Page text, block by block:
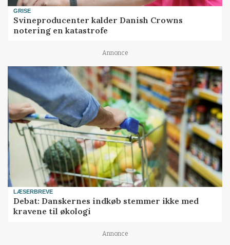
GRISE
Svineproducenter kalder Danish Crowns
notering en katastrofe
Annonce
LÆSERBREVE
Debat: Danskernes indkøb stemmer ikke med
kravene til økologi
Annonce